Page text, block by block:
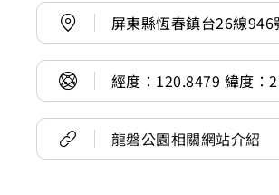
屏東縣恆春鎮台26線946
經度：120.8479 緯度：
龍磐公園相關網站介紹